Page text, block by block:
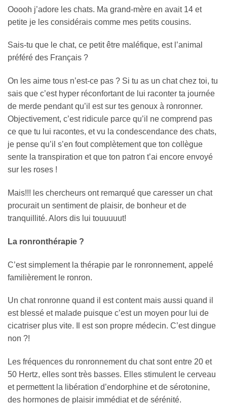
Ooooh j’adore les chats. Ma grand-mère en avait 14 et
petite je les considérais comme mes petits cousins.
Sais-tu que le chat, ce petit être maléfique, est l’animal
préféré des Français ?
On les aime tous n’est-ce pas ? Si tu as un chat chez toi, tu
sais que c’est hyper réconfortant de lui raconter ta journée
de merde pendant qu’il est sur tes genoux à ronronner.
Objectivement, c’est ridicule parce qu’il ne comprend pas
ce que tu lui racontes, et vu la condescendance des chats,
je pense qu’il s’en fout complètement que ton collègue
sente la transpiration et que ton patron t’ai encore envoyé
sur les roses !
Mais!!! les chercheurs ont remarqué que caresser un chat
procurait un sentiment de plaisir, de bonheur et de
tranquillité. Alors dis lui touuuuut!
La ronronthérapie ?
C’est simplement la thérapie par le ronronnement, appelé
familièrement le ronron.
Un chat ronronne quand il est content mais aussi quand il
est blessé et malade puisque c’est un moyen pour lui de
cicatriser plus vite. Il est son propre médecin. C’est dingue
non ?!
Les fréquences du ronronnement du chat sont entre 20 et
50 Hertz, elles sont très basses. Elles stimulent le cerveau
et permettent la libération d’endorphine et de sérotonine,
des hormones de plaisir immédiat et de sérénité.